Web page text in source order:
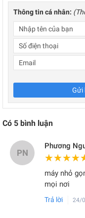
Thông tin cá nhân:
Gửi
Có 5 bình luận
PN
Phương
máy nhỏ
mọi nơi
Trả lời 24/